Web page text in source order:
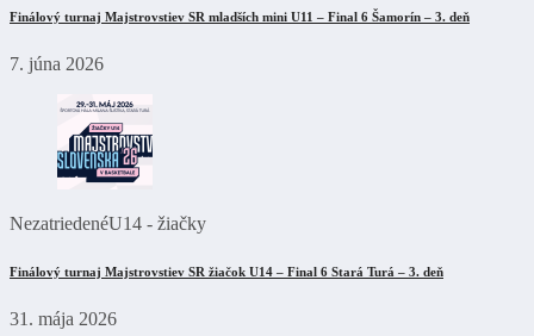
Finálový turnaj Majstrovstiev SR mladších mini U11 – Final 6 Šamorín – 3. deň
7. júna 2026
NezatriedenéU14 - žiačky
Finálový turnaj Majstrovstiev SR žiačok U14 – Final 6 Stará Turá – 3. deň
31. mája 2026